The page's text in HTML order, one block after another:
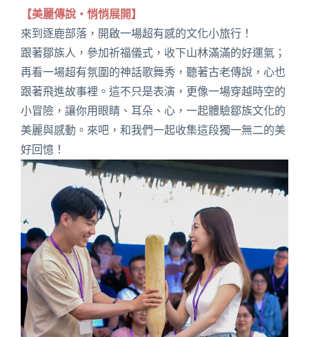
【美麗傳說・悄悄展開】
來到逐鹿部落，開啟一場超有感的文化小旅行！
跟著鄒族人，參加祈福儀式，收下山林滿滿的好運氣；
再看一場超有氛圍的神話歌舞秀，聽著古老傳說，心也
跟著飛進故事裡。這不只是表演，更像一場穿越時空的
小冒險，讓你用眼睛、耳朵、心，一起體驗鄒族文化的
美麗與感動。來吧，和我們一起收集這段獨一無二的美
好回憶！